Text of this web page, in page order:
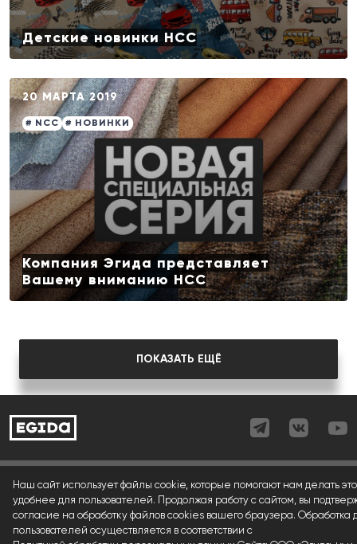
Детские новинки НСС
20 МАРТА 2019
# NCC # НОВИНКИ
Компания Эгида представляет
Вашему вниманию НСС
ПОКАЗАТЬ ЕЩЁ
Согласие (cookies)
Согласие (форма)
Согласие (регистрация)
Наш сайт использует файлы cookie, которые помогают нам делать
удобнее для пользователей. Продолжая работу с сайтом, вы
согласие на обработку файлов cookies вашего браузера. Обработка
пользователей осуществляется в соответствии с